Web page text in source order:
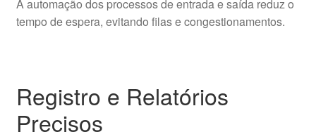
A automação dos processos de entrada e saída reduz o
tempo de espera, evitando filas e congestionamentos.
Registro e Relatórios
Precisos